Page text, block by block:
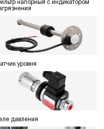
напорный с индикатором
уровня
давления